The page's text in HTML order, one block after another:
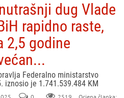
dug Vlade
rapidno raste,
2,5 godine
Federalno ministarstvo
iznosio je 1.741.539.484 KM